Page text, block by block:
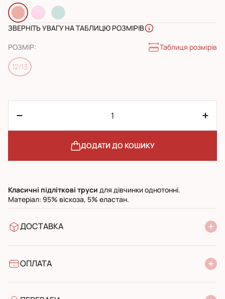
ЗВЕРНІТЬ УВАГУ НА ТАБЛИЦЮ РОЗМІРІВ
РОЗМІР: Таблиця розмірів
12/13
ДОДАТИ ДО КОШИКУ
Класичні підліткові труси для дівчинки однотонні.
Матеріал: 95% віскоза, 5% еластан.
ДОСТАВКА
УкрПошта стандарт
ОПЛАТА
Банківський переказ